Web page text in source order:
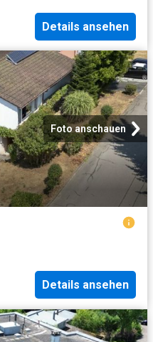
Details ansehen
Foto anschauen
Details ansehen